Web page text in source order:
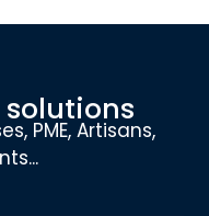
solutions
PME, Artisans,